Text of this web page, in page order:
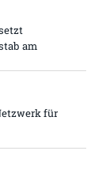
am
für